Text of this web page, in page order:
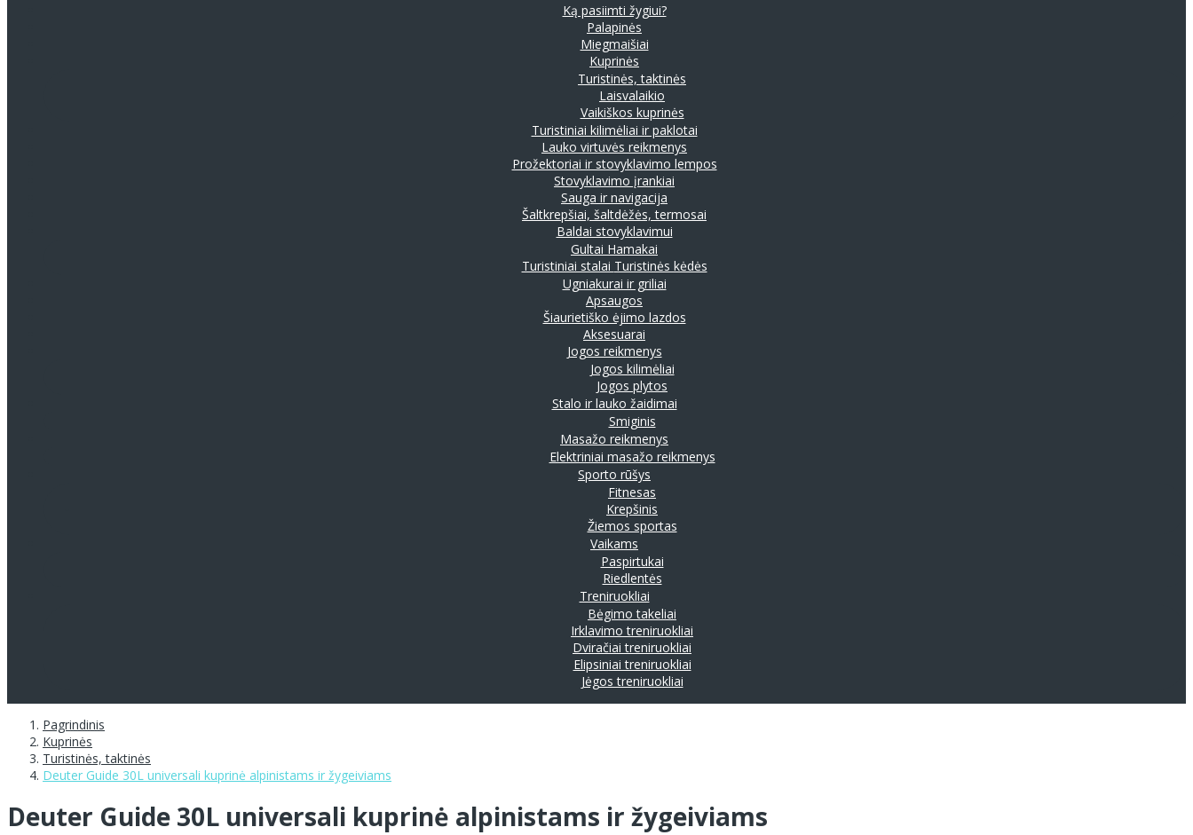
Ką pasiimti žygiui?
Palapinės
Miegmaišiai
Kuprinės
Turistinės, taktinės
Laisvalaikio
Vaikiškos kuprinės
Turistiniai kilimėliai ir paklotai
Lauko virtuvės reikmenys
Prožektoriai ir stovyklavimo lempos
Stovyklavimo įrankiai
Sauga ir navigacija
Šaltkrepšiai, šaltdėžės, termosai
Baldai stovyklavimui
Gultai Hamakai
Turistiniai stalai Turistinės kėdės
Ugniakurai ir griliai
Apsaugos
Šiaurietiško ėjimo lazdos
Aksesuarai
Jogos reikmenys
Jogos kilimėliai
Jogos plytos
Stalo ir lauko žaidimai
Smiginis
Masažo reikmenys
Elektriniai masažo reikmenys
Sporto rūšys
Fitnesas
Krepšinis
Žiemos sportas
Vaikams
Paspirtukai
Riedlentės
Treniruokliai
Bėgimo takeliai
Irklavimo treniruokliai
Dviračiai treniruokliai
Elipsiniai treniruokliai
Jėgos treniruokliai
Pagrindinis
Kuprinės
Turistinės, taktinės
Deuter Guide 30L universali kuprinė alpinistams ir žygeiviams
Deuter Guide 30L universali kuprinė alpinistams ir žygeiviams